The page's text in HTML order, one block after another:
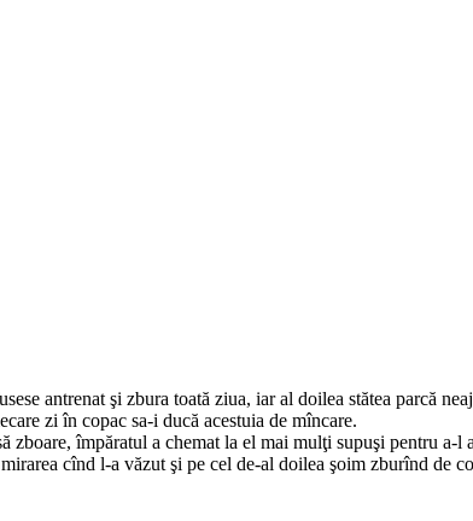
antrenat şi zbura toată ziua, iar al doilea stătea parcă
zi în copac sa-i ducă acestuia de mîncare.
zboare, împăratul a chemat la el mai mulţi supuşi pentru
cînd l-a văzut şi pe cel de-al doilea şoim zburînd de